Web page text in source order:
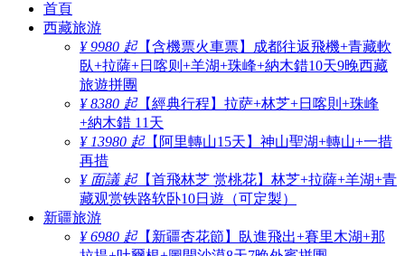
首頁
西藏旅游
¥ 9980 起【含機票火車票】成都往返飛機+青藏軟
臥+拉薩+日喀则+羊湖+珠峰+納木錯10天9晚西藏
旅遊拼團
¥ 8380 起【經典行程】拉萨+林芝+日喀則+珠峰
+納木錯 11天
¥ 13980 起【阿里轉山15天】神山聖湖+轉山+一措
再措
¥ 面議 起【首飛林芝 赏桃花】林芝+拉薩+羊湖+青
藏观赏铁路软卧10日遊（可定製）
新疆旅游
¥ 6980 起【新疆杏花節】臥進飛出+賽里木湖+那